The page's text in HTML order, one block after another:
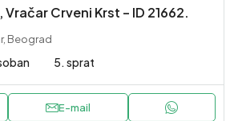
Crveni Krst – ID 21662.
Beograd
5. sprat
E-mail